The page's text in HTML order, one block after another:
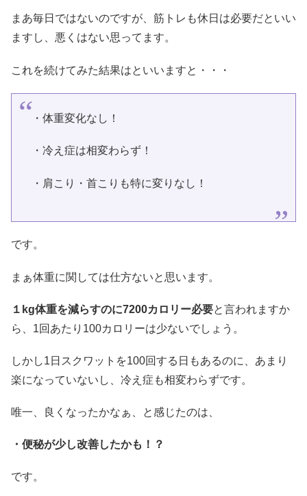
まあ毎日ではないのですが、筋トレも休日は必要だといい
ますし、悪くはない思ってます。
これを続けてみた結果はといいますと・・・
・体重変化なし！
・冷え症は相変わらず！
・肩こり・首こりも特に変りなし！
です。
まぁ体重に関しては仕方ないと思います。
１kg体重を減らすのに7200カロリー必要と言われますか
ら、1回あたり100カロリーは少ないでしょう。
しかし1日スクワットを100回する日もあるのに、あまり
楽になっていないし、冷え症も相変わらずです。
唯一、良くなったかなぁ、と感じたのは、
・便秘が少し改善したかも！？
です。